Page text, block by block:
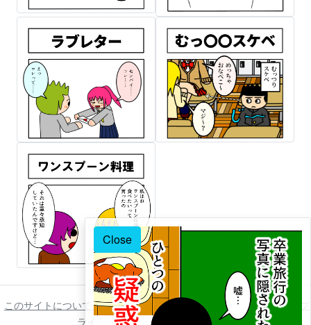
Close
このサイトについて ご利用について 著作権について 免責事項
ライバシーポリシー
お問い合わせ